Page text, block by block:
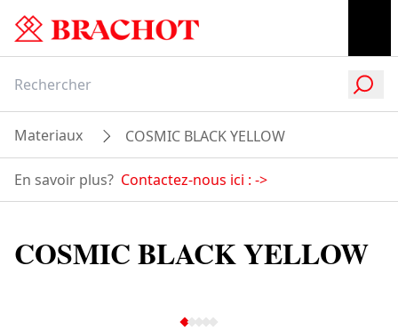
Materiaux COSMIC BLACK YELLOW
En savoir plus? Contactez-nous ici : ->
COSMIC BLACK YELLOW